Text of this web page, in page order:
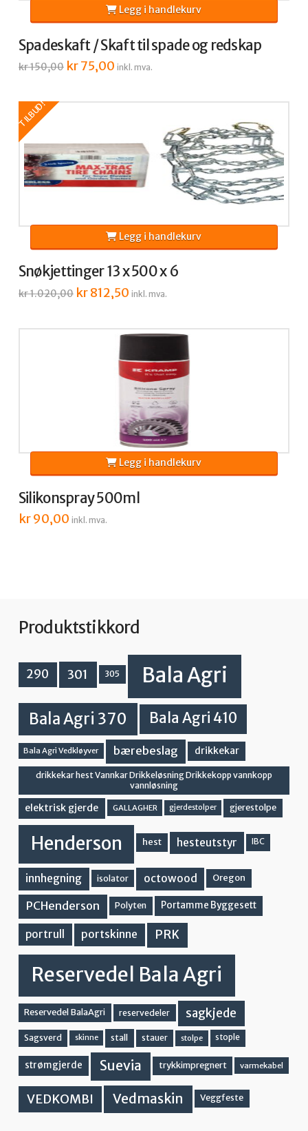
Spadeskaft / Skaft til spade og redskap
kr150,00 Opprinnelig
pris
kr75,00Nåværende
pris
inkl. mva.
Legg i handlekurv
TILBUD!
Snøkjettinger 13 x 500 x 6
kr1.020,00 Opprinnelig
pris
kr812,50Nåværende
pris
inkl. mva.
Legg i handlekurv
Silikonspray 500ml
kr90,00 inkl. mva.
Legg i handlekurv
Produktstikkord
290 301 305 Bala Agri
Bala Agri 370 Bala Agri 410
Bala Agri Vedkløyver bærebeslag drikkekar
drikkekar hest Vannkar Drikkeløsning Drikkekopp vannkopp
vannløsning
elektrisk gjerde GALLAGHER gjerdestolper gjerestolpe
Henderson hest hesteutstyr IBC
innhegning isolator octowood Oregon
PCHenderson Polyten Portamme Byggesett
portrull portskinne PRK
Reservedel Bala Agri
Reservedel BalaAgri reservedeler sagkjede
Sagsverd skinne stall stauer stolpe stople
strømgjerde Suevia trykkimpregnert varmekabel
VEDKOMBI Vedmaskin Veggfeste